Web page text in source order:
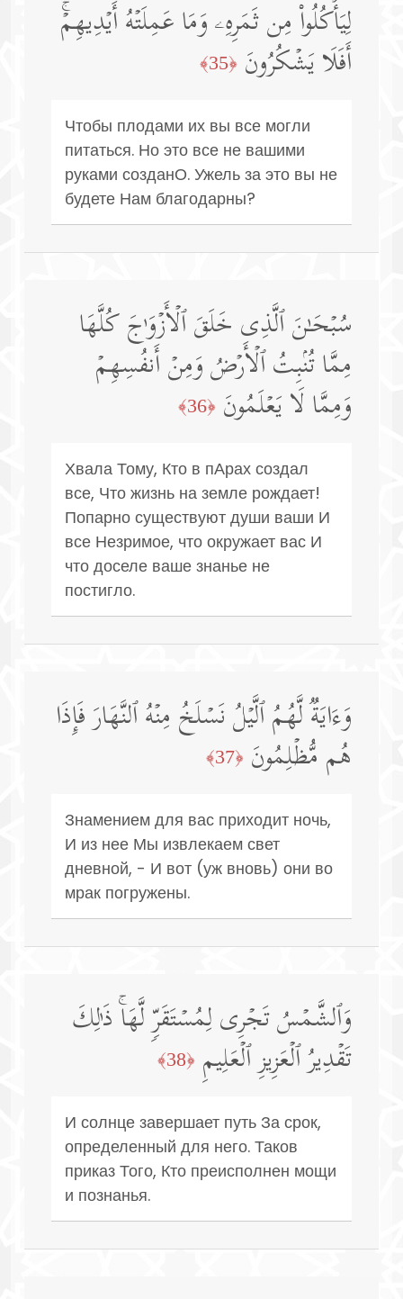
لِیَأۡكُلُوا۟ مِن ثَمَرِهِۦ وَمَا عَمِلَتۡهُ أَیۡدِیهِمۡۚ
أَفَلَا یَشۡكُرُونَ ﴿35﴾
Чтобы плодами их вы все могли
питаться. Но это все не вашими
руками созданО. Ужель за это вы не
будете Нам благодарны?
سُبۡحَـٰنَ ٱلَّذِی خَلَقَ ٱلۡأَزۡوَ ٰ⁠جَ كُلَّهَا
مِمَّا تُنۢبِتُ ٱلۡأَرۡضُ وَمِنۡ أَنفُسِهِمۡ
وَمِمَّا لَا یَعۡلَمُونَ ﴿36﴾
Хвала Тому, Кто в пАрах создал
все, Что жизнь на земле рождает!
Попарно существуют души ваши И
все Незримое, что окружает вас И
что доселе ваше знанье не
постигло.
وَءَایَةࣱ لَّهُمُ ٱلَّیۡلُ نَسۡلَخُ مِنۡهُ ٱلنَّهَارَ فَإِذَا
هُم مُّظۡلِمُونَ ﴿37﴾
Знамением для вас приходит ночь,
И из нее Мы извлекаем свет
дневной, - И вот (уж вновь) они во
мрак погружены.
وَٱلشَّمۡسُ تَجۡرِی لِمُسۡتَقَرࣲّ لَّهَاۚ ذَ ٰ⁠لِكَ
تَقۡدِیرُ ٱلۡعَزِیزِ ٱلۡعَلِیمِ ﴿38﴾
И солнце завершает путь За срок,
определенный для него. Таков
приказ Того, Кто преисполнен мощи
и познанья.